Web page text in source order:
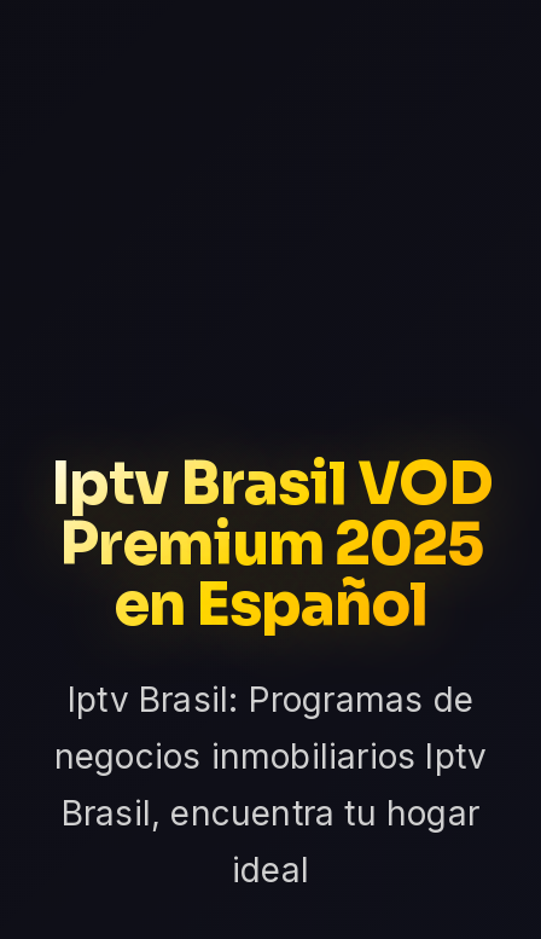
Iptv Brasil VOD
Premium 2025
en Español
Iptv Brasil: Programas de
negocios inmobiliarios Iptv
Brasil, encuentra tu hogar
ideal